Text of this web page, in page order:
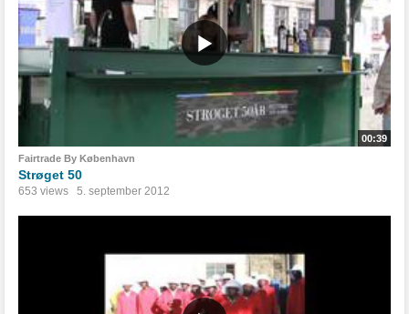
00:39
Fairtrade By København
Strøget 50
653 views 5. september 2012